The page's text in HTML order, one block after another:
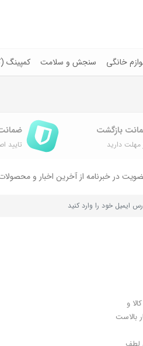
خانگی سنجش و سلامت کمپینگ
دارید تایید
در خبرنامه از آخرین اخبار و محصولات سایت مطلع شوید...
7 روز ضمانت بازگشت کالا و
بالاست